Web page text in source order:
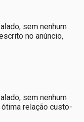
sem nenhum
no anúncio,
sem nenhum
relação custo-